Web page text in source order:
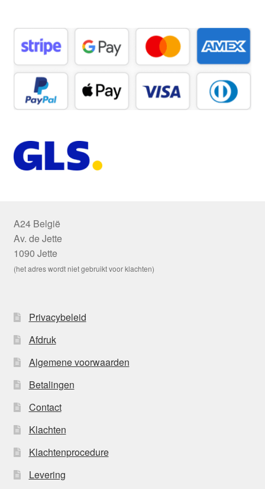
A24 België
Av. de Jette
1090 Jette
(het adres wordt niet gebruikt voor klachten)
Privacybeleid
Afdruk
Algemene voorwaarden
Betalingen
Contact
Klachten
Klachtenprocedure
Levering